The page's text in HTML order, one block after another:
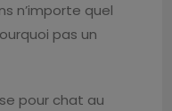
n’importe quel
pas un
pour chat au